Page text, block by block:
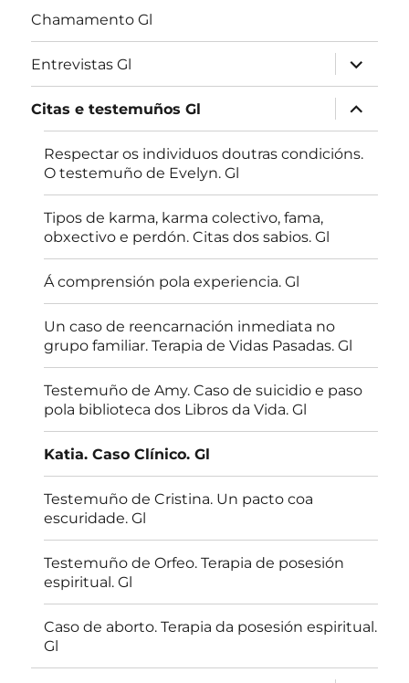
Chamamento Gl
Entrevistas Gl
expandir
menú
fillo
Citas e testemuños Gl
expandir
menú
fillo
Respectar os individuos doutras condicións.
O testemuño de Evelyn. Gl
Tipos de karma, karma colectivo, fama,
obxectivo e perdón. Citas dos sabios. Gl
Á comprensión pola experiencia. Gl
Un caso de reencarnación inmediata no
grupo familiar. Terapia de Vidas Pasadas. Gl
Testemuño de Amy. Caso de suicidio e paso
pola biblioteca dos Libros da Vida. Gl
Katia. Caso Clínico. Gl
Testemuño de Cristina. Un pacto coa
escuridade. Gl
Testemuño de Orfeo. Terapia de posesión
espiritual. Gl
Caso de aborto. Terapia da posesión espiritual.
Gl